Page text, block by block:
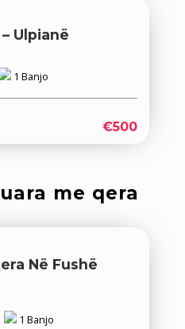
Ulpianë
1 Banjo
€500
me qera
Në Fushë
1 Banjo